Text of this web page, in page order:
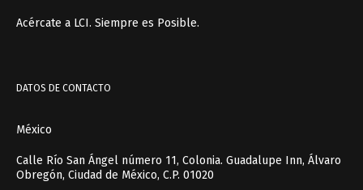
Acércate a LCI. Siempre es Posible.
DATOS DE CONTACTO
México
Calle Río San Ángel número 11, Colonia. Guadalupe Inn, Álvaro
Obregón, Ciudad de México, C.P. 01020